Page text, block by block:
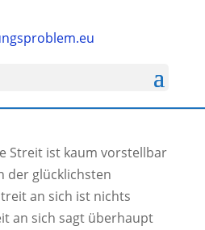
Streit ist kaum vorstellbar
der glücklichsten
an sich ist nichts
an sich sagt überhaupt